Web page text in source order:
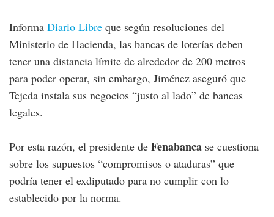
Informa Diario Libre que según resoluciones del
Ministerio de Hacienda, las bancas de loterías deben
tener una distancia límite de alrededor de 200 metros
para poder operar, sin embargo, Jiménez aseguró que
Tejeda instala sus negocios “justo al lado” de bancas
legales.
Por esta razón, el presidente de Fenabanca se cuestiona
sobre los supuestos “compromisos o ataduras” que
podría tener el exdiputado para no cumplir con lo
establecido por la norma.